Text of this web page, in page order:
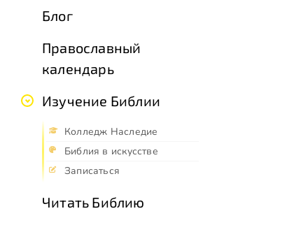
Блог
Православный
календарь
Изучение Библии
Колледж Наследие
Библия в искусстве
Записаться
Читать Библию